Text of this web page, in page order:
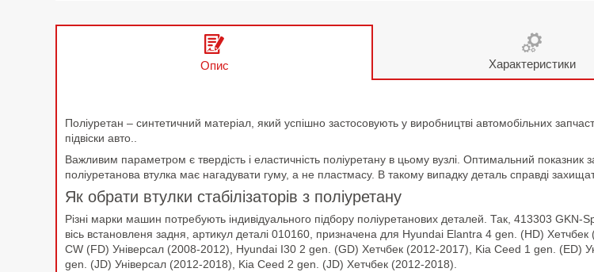
Опис Характеристики
Поліуретан – синтетичний матеріал, який успішно застосовують у виробництві автомобільних
підвіски авто..
Важливим параметром є твердість і еластичність поліуретану в цьому вузлі. Оптимальний показник
поліуретанова втулка має нагадувати гуму, а не пластмасу. В такому випадку деталь справді
Як обрати втулки стабілізаторів з поліуретану
Різні марки машин потребують індивідуального підбору поліуретанових деталей. Так, 413303 GKN-
вісь встановленя задня, артикул деталі 010160, призначена для Hyundai Elantra 4 gen. (HD)
CW (FD) Універсал (2008-2012), Hyundai I30 2 gen. (GD) Хетчбек (2012-2017), Kia Ceed 1 gen. (ED)
gen. (JD) Універсал (2012-2018), Kia Ceed 2 gen. (JD) Хетчбек (2012-2018).